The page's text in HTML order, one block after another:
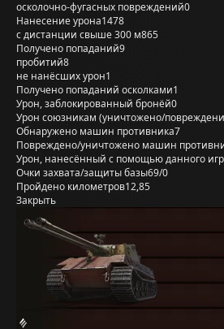
осколочно-фугасных повреждений0
Нанесение урона1478
с дистанции свыше 300 м865
Получено попаданий9
пробитий8
не нанёсших урон1
Получено попаданий осколками1
Урон, заблокированный бронёй0
Урон союзникам (уничтожено/
Обнаружено машин противника7
Повреждено/уничтожено машин
Урон, нанесённый с помощью данного
Очки захвата/защиты базы69/0
Пройдено километров12,85
Закрыть